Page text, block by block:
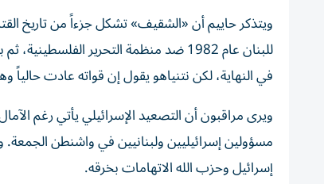
ويتذكر حاييم أن «الشقيف» تشكل جزءاً من تاريخ
للبنان عام 1982 ضد منظمة التحرير
في النهاية، لكن نتنياهو يقول إن قواته عادت
ويرى مراقبون أن التصعيد الإسرائيلي يأتي رغم
مسؤولين إسرائيليين ولبنانيين في واشنطن
إسرائيل وحزب الله الاتهامات بخرقه.